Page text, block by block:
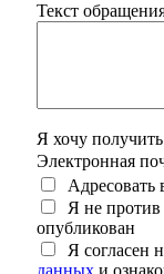
Текст
Я хочу
Электронная
Адресовать
Я не
опубликован
Я согласен